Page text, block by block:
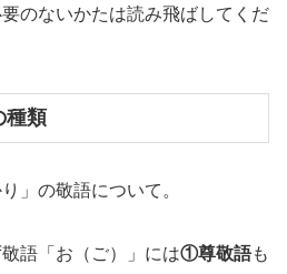
のないかたは読み飛ばしてくだ
種類
」の敬語について。
語「お（ご）」には①尊敬語も